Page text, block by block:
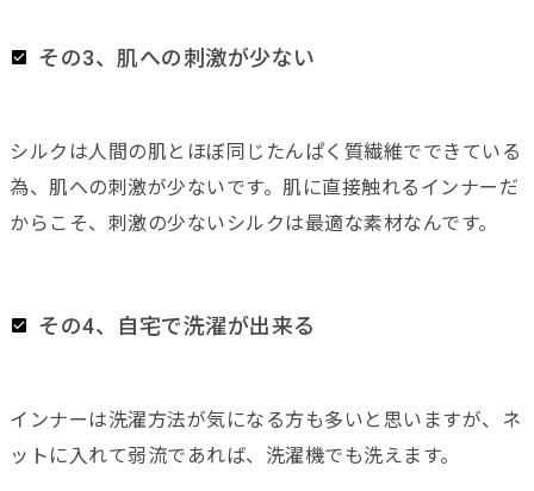
その3、肌への刺激が少ない
シルクは人間の肌とほぼ同じたんぱく質繊維でできている
為、肌への刺激が少ないです。肌に直接触れるインナーだ
からこそ、刺激の少ないシルクは最適な素材なんです。
その4、自宅で洗濯が出来る
インナーは洗濯方法が気になる方も多いと思いますが、ネ
ットに入れて弱流であれば、洗濯機でも洗えます。